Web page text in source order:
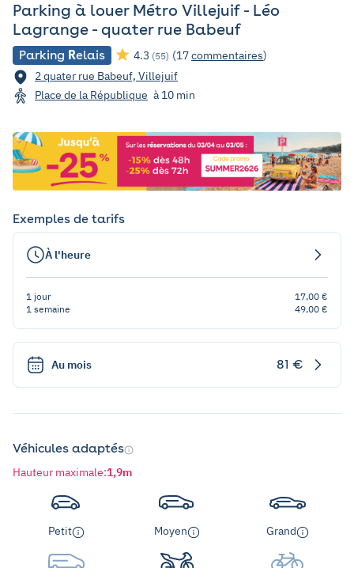
Parking à louer Métro Villejuif - Léo
Lagrange - quater rue Babeuf
Parking Relais 4.3 (55) (17commentaires)
2 quater rue Babeuf, Villejuif
Place de la République à 10 min
Exemples de tarifs
À l'heure
1 jour
17,00 €
1 semaine
49,00 €
Au mois 81 €
Véhicules adaptés
Hauteur maximale:1,9m
Petit Moyen Grand